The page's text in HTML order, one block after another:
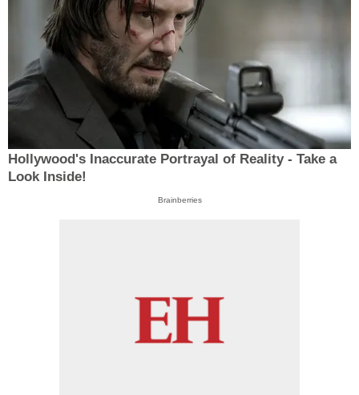
Hollywood's Inaccurate Portrayal of Reality - Take a
Look Inside!
Brainberries